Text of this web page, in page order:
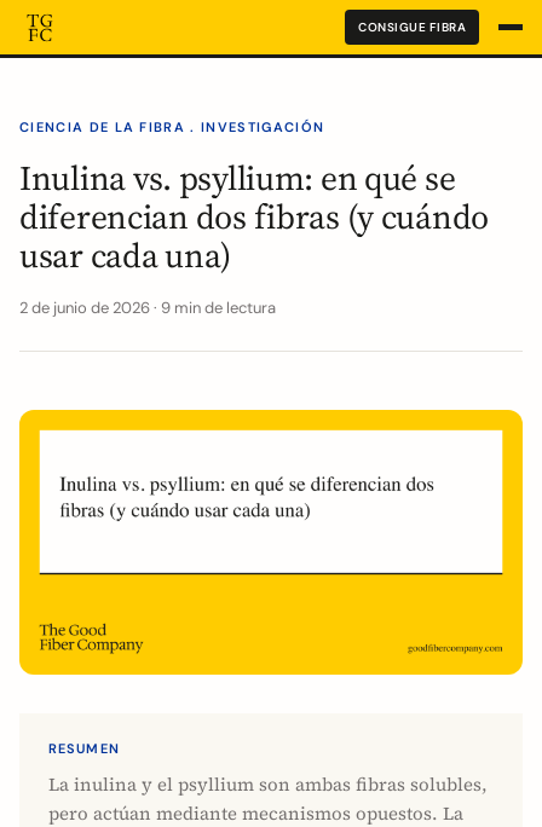
CONSIGUE FIBRA
CIENCIA DE LA FIBRA . INVESTIGACIÓN
Inulina vs. psyllium: en qué se
diferencian dos fibras (y cuándo
usar cada una)
2 de junio de 2026 · 9 min de lectura
RESUMEN
La inulina y el psyllium son ambas fibras solubles,
pero actúan mediante mecanismos opuestos. La